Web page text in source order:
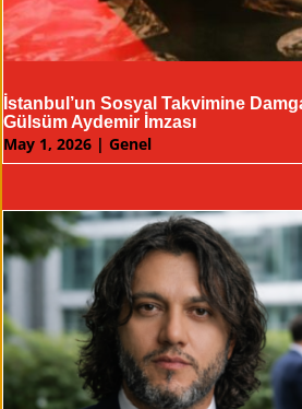
İstanbul’un Sosyal Takvimine
Gülsüm Aydemir İmzası
May 1, 2026 | Genel